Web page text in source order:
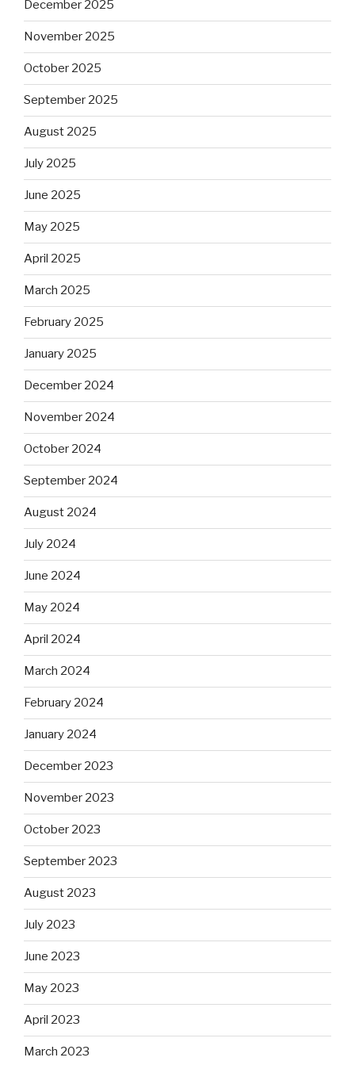
December 2025
November 2025
October 2025
September 2025
August 2025
July 2025
June 2025
May 2025
April 2025
March 2025
February 2025
January 2025
December 2024
November 2024
October 2024
September 2024
August 2024
July 2024
June 2024
May 2024
April 2024
March 2024
February 2024
January 2024
December 2023
November 2023
October 2023
September 2023
August 2023
July 2023
June 2023
May 2023
April 2023
March 2023